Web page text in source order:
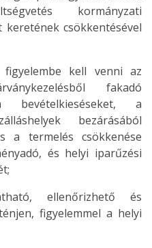
kormányzati
keretének csökkentésével
kell venni az
fakadó
bevételkieséseket, a
bezárásából
a termelés csökkenése
és helyi iparűzési
ellenőrizhető és
figyelemmel a helyi